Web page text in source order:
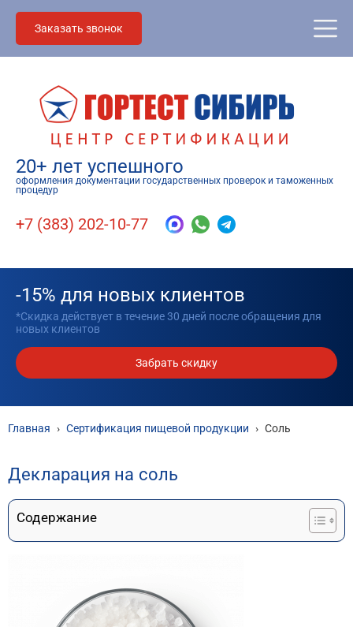
Заказать звонок
20+ лет успешного
оформления документации государственных проверок и таможенных
процедур
+7 (383) 202-10-77
-15% для новых клиентов
*Скидка действует в течение 30 дней после обращения для
новых клиентов
Забрать скидку
Главная › Сертификация пищевой продукции › Соль
Декларация на соль
Содержание